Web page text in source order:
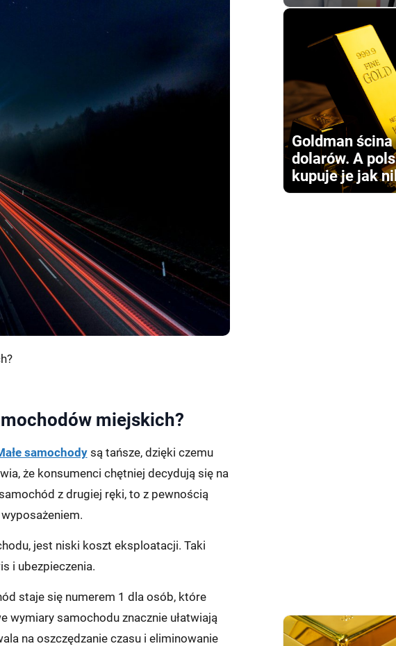
miejskich?
samochodysą tańsze, dzięki czemu
że konsumenci chętniej decydują się na
z drugiej ręki, to z pewnością
jest niski koszt eksploatacji. Taki
i ubezpieczenia.
staje się numerem 1 dla osób, które
wymiary samochodu znacznie ułatwiają
na oszczędzanie czasu i eliminowanie
Goldman
dolarów. A
kupuje je jak